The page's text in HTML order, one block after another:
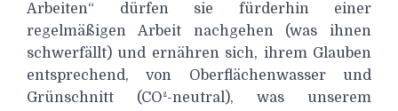
Arbeiten“ dürfen sie fürderhin einer
regelmäßigen Arbeit nachgehen (was ihnen
schwerfällt) und ernähren sich, ihrem Glauben
entsprechend, von Oberflächenwasser und
Grünschnitt (CO²-neutral), was unserem